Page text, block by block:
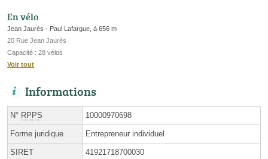
En vélo
Jean Jaurès - Paul Lafargue, à 656 m
20 Rue Jean Jaurès
Capacité : 28 vélos
Voir tout
Informations
N° RPPS 10000970698
Forme juridique Entrepreneur individuel
SIRET 41921718700030